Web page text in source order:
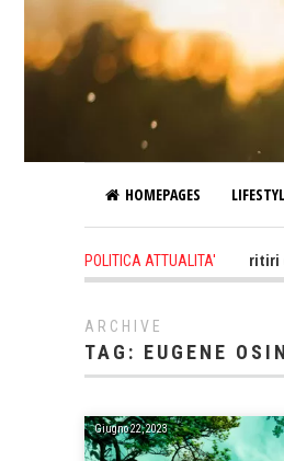
HOMEPAGES
POLITICA ATTUALITA'
6 hours ago - Più tardi ti ritiri dal
ARCHIVE
TAG: EUGENE OSIN
Giugno 22, 2023